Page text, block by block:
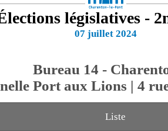
législatives -
07 juillet 2024
Bureau 14 -
Port aux Lions | 4
Liste